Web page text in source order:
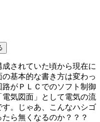
されていた頃から現在に
基本的な書き方は変わっ
がＰＬＣでのソフト制御
気図面」として電気の流
。じゃあ、こんなハシゴ
ら無くなるのか？？？